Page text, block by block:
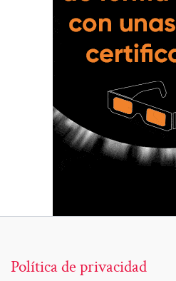
Política de privacidad